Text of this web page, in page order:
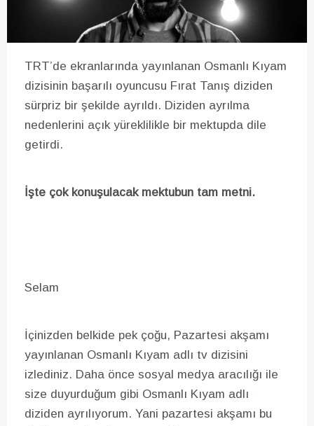
TRT’de ekranlarında yayınlanan Osmanlı Kıyam
dizisinin başarılı oyuncusu Fırat Tanış diziden
sürpriz bir şekilde ayrıldı. Diziden ayrılma
nedenlerini açık yüreklilikle bir mektupda dile
getirdi.
İşte çok konuşulacak mektubun tam metni.
Selam
İçinizden belkide pek çoğu, Pazartesi akşamı
yayınlanan Osmanlı Kıyam adlı tv dizisini
izlediniz. Daha önce sosyal medya aracılığı ile
size duyurduğum gibi Osmanlı Kıyam adlı
diziden ayrılıyorum. Yani pazartesi akşamı bu